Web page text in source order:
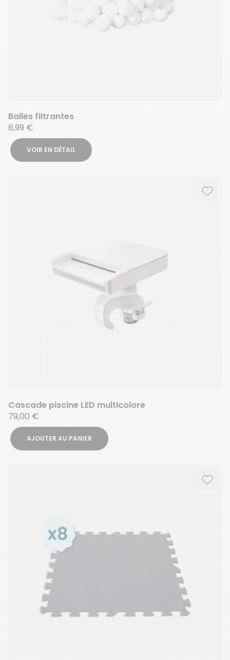
Balles filtrantes
6,99 €
VOIR EN DÉTAIL
Cascade piscine LED multicolore
79,00 €
AJOUTER AU PANIER